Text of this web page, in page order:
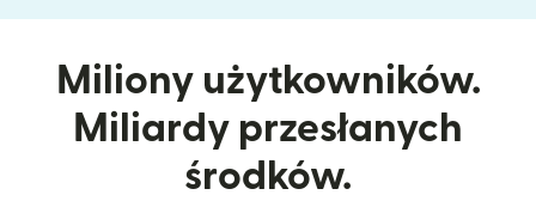
Miliony użytkowników.
Miliardy przesłanych
środków.